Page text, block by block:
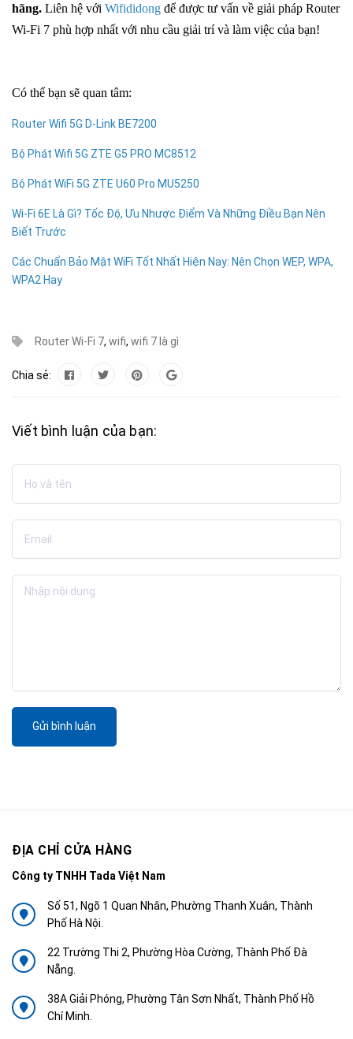
hãng. Liên hệ với Wifididong để được tư vấn về giải pháp Router
Wi-Fi 7 phù hợp nhất với nhu cầu giải trí và làm việc của bạn!
Có thể bạn sẽ quan tâm:
Router Wifi 5G D-Link BE7200
Bộ Phát Wifi 5G ZTE G5 PRO MC8512
Bộ Phát WiFi 5G ZTE U60 Pro MU5250
Wi-Fi 6E Là Gì? Tốc Độ, Ưu Nhược Điểm Và Những Điều Bạn Nên
Biết Trước
Các Chuẩn Bảo Mật WiFi Tốt Nhất Hiện Nay: Nên Chọn WEP, WPA,
WPA2 Hay
Router Wi-Fi 7, wifi, wifi 7 là gì
Chia sẻ:
Viết bình luận của bạn:
Gửi bình luận
ĐỊA CHỈ CỬA HÀNG
Công ty TNHH Tada Việt Nam
Số 51, Ngõ 1 Quan Nhân, Phường Thanh Xuân, Thành
Phố Hà Nội.
22 Trường Thi 2, Phường Hòa Cường, Thành Phố Đà
Nẵng.
38A Giải Phóng, Phường Tân Sơn Nhất, Thành Phố Hồ
Chí Minh.